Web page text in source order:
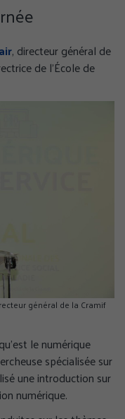
, directeur général de
de l’École de
général de la Cramif
le numérique
spécialisée sur
une introduction sur
numérique.